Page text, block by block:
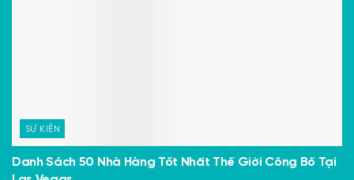
SỰ KIỆN
Danh Sách 50 Nhà Hàng Tốt Nhất Thế Giới Công Bố Tại